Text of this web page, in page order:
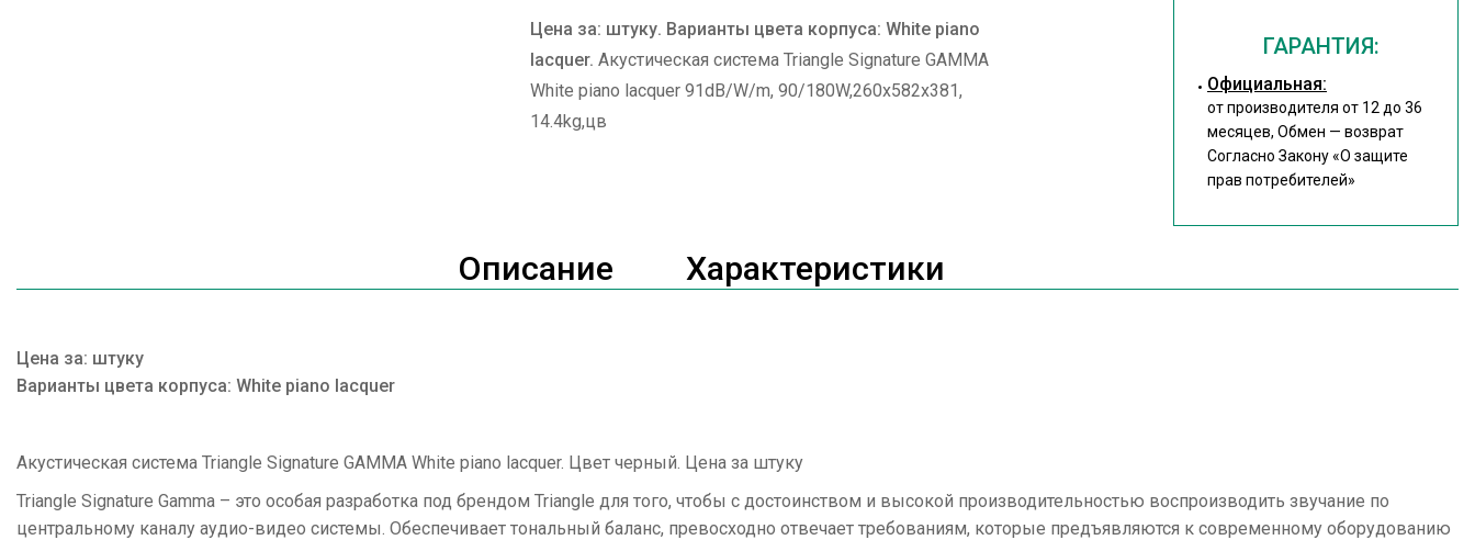
Цена за: штуку. Варианты цвета корпуса: White piano
lacquer. Акустическая система Triangle Signature GAMMA
White piano lacquer 91dB/W/m, 90/180W,260x582x381,
14.4kg,цв
ГАРАНТИЯ:
Официальная:
от производителя от 12 до 36
месяцев, Обмен — возврат
Согласно Закону«О защите
прав потребителей»
Описание Характеристики
Цена за: штуку
Варианты цвета корпуса: White piano lacquer
Акустическая система Triangle Signature GAMMA White piano lacquer. Цвет черный. Цена за штуку
Triangle Signature Gamma – это особая разработка под брендом Triangle для того, чтобы с достоинством и высокой производительностью воспроизводить звучание по
центральному каналу аудио-видео системы. Обеспечивает тональный баланс, превосходно отвечает требованиям, которые предъявляются к современному оборудованию